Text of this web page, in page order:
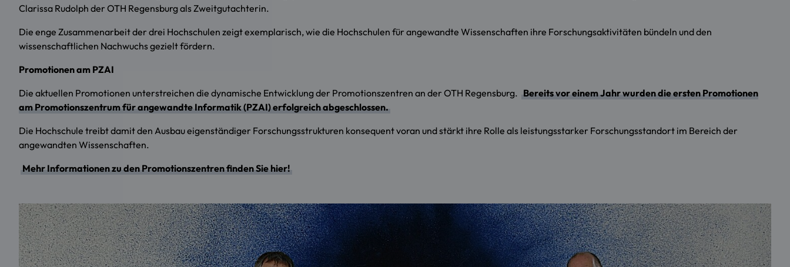
Clarissa Rudolph der OTH Regensburg als Zweitgutachterin.
Die enge Zusammenarbeit der drei Hochschulen zeigt exemplarisch, wie die Hochschulen für angewandte Wissenschaften ihre Forschungsaktivitäten bündeln und den
wissenschaftlichen Nachwuchs gezielt fördern.
Promotionen am PZAI
Die aktuellen Promotionen unterstreichen die dynamische Entwicklung der Promotionszentren an der OTH Regensburg. Bereits vor einem Jahr wurden die ersten Promotionen
am Promotionszentrum für angewandte Informatik (PZAI) erfolgreich abgeschlossen.
Die Hochschule treibt damit den Ausbau eigenständiger Forschungsstrukturen konsequent voran und stärkt ihre Rolle als leistungsstarker Forschungsstandort im Bereich der
angewandten Wissenschaften.
Mehr Informationen zu den Promotionszentren finden Sie hier!